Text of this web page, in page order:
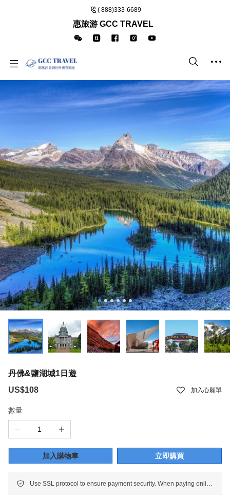
( 888)333-6689
惠旅游 GCC TRAVEL
丹佛&鹽湖城1日遊
US$108
加入心願單
數量
加入購物車 立即購買
Use SSL protocol to ensure payment security. When paying online, your payment information is protected.